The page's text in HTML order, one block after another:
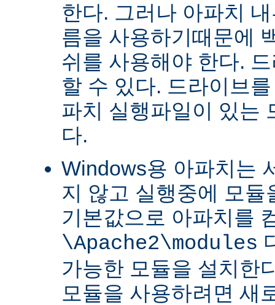
한다. 그러나 아파치
름을 사용하기때문에
쉬를 사용해야 한다.
할 수 있다. 드라이브
파치 실행파일이 있는
다.
Windows용 아파치는
지 않고 실행중에 모듈
기본값으로 아파치를
\Apache2\modules
가능한 모듈을 설치한
모듈을 사용하려면 새